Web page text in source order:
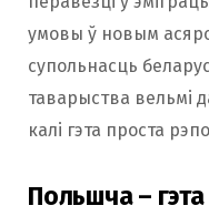
умовы ў новым
супольнасць
таварыства вельмі
калі гэта проста
Польшча –